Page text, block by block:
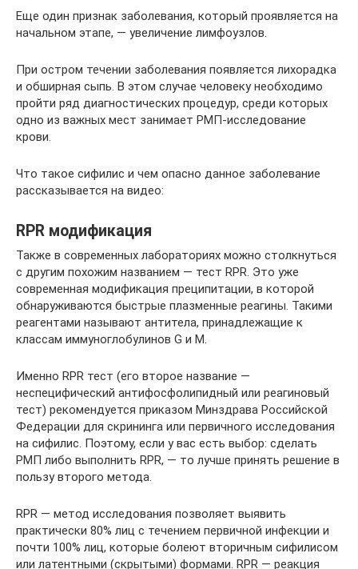
Еще один признак заболевания, который проявляется на
начальном этапе, — увеличение лимфоузлов.
При остром течении заболевания появляется лихорадка
и обширная сыпь. В этом случае человеку необходимо
пройти ряд диагностических процедур, среди которых
одно из важных мест занимает РМП-исследование
крови.
Что такое сифилис и чем опасно данное заболевание
рассказывается на видео:
RPR модификация
Также в современных лабораториях можно столкнуться
с другим похожим названием — тест RPR. Это уже
современная модификация преципитации, в которой
обнаруживаются быстрые плазменные реагины. Такими
реагентами называют антитела, принадлежащие к
классам иммуноглобулинов G и M.
Именно RPR тест (его второе название —
неспецифический антифосфолипидный или реагиновый
тест) рекомендуется приказом Минздрава Российской
Федерации для скрининга или первичного исследования
на сифилис. Поэтому, если у вас есть выбор: сделать
РМП либо выполнить RPR, — то лучше принять решение в
пользу второго метода.
RPR — метод исследования позволяет выявить
практически 80% лиц с течением первичной инфекции и
почти 100% лиц, которые болеют вторичным сифилисом
или латентными (скрытыми) формами. RPR — реакция